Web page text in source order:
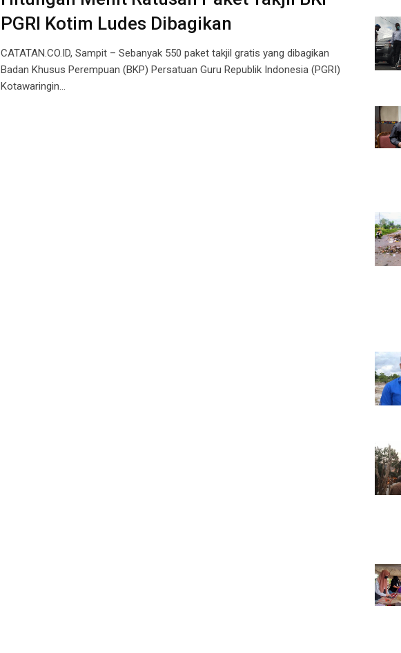
PGRI Kotim Ludes Dibagikan
CATATAN.CO.ID, Sampit – Sebanyak 550 paket takjil gratis yang dibagikan
Badan Khusus Perempuan (BKP) Persatuan Guru Republik Indonesia (PGRI)
Kotawaringin…